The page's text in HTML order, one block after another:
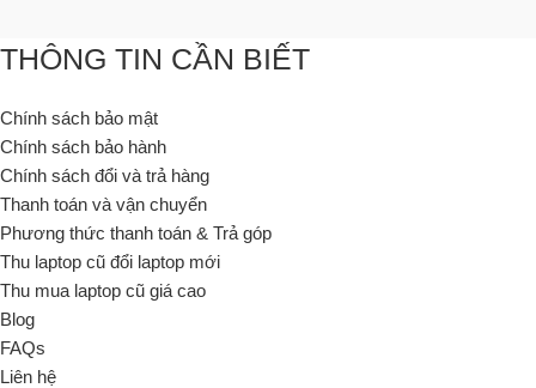
THÔNG TIN CẦN BIẾT
Chính sách bảo mật
Chính sách bảo hành
Chính sách đổi và trả hàng
Thanh toán và vận chuyển
Phương thức thanh toán & Trả góp
Thu laptop cũ đổi laptop mới
Thu mua laptop cũ giá cao
Blog
FAQs
Liên hệ